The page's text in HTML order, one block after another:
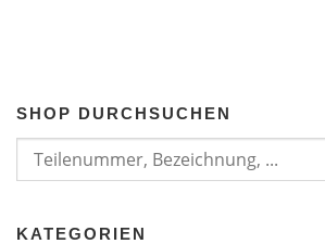
SHOP DURCHSUCHEN
KATEGORIEN